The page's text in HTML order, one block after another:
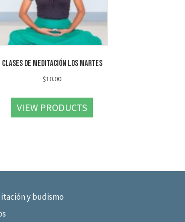
Clases de meditación los martes
$10.00
VIEW PRODUCTS
y budismo